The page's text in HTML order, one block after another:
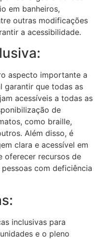
em banheiros,
outras modificações
a acessibilidade.
aspecto importante a
garantir que todas as
acessíveis a todas as
de
como braille,
Além disso, é
clara e acessível em
oferecer recursos de
com deficiência
inclusivas para
e o pleno